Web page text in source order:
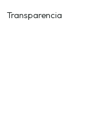
Transparencia